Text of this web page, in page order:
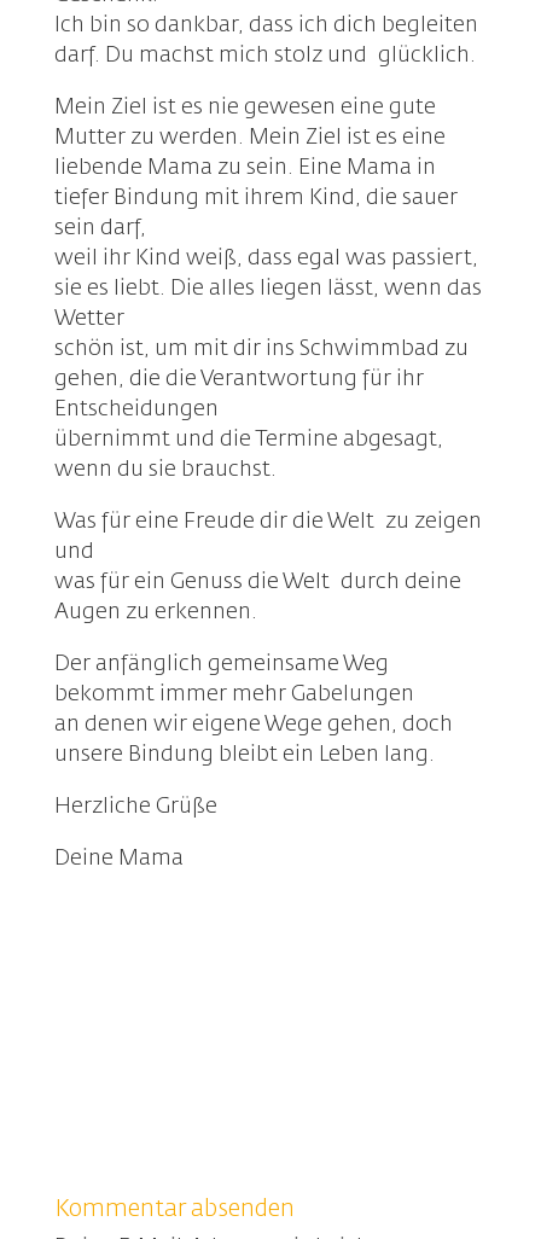
Ich bin so dankbar, dass ich dich begleiten
darf. Du machst mich stolz und glücklich.
Mein Ziel ist es nie gewesen eine gute
Mutter zu werden. Mein Ziel ist es eine
liebende Mama zu sein. Eine Mama in
tiefer Bindung mit ihrem Kind, die sauer
sein darf,
weil ihr Kind weiß, dass egal was passiert,
sie es liebt. Die alles liegen lässt, wenn das
Wetter
schön ist, um mit dir ins Schwimmbad zu
gehen, die die Verantwortung für ihr
Entscheidungen
übernimmt und die Termine abgesagt,
wenn du sie brauchst.
Was für eine Freude dir die Welt zu zeigen
und
was für ein Genuss die Welt durch deine
Augen zu erkennen.
Der anfänglich gemeinsame Weg
bekommt immer mehr Gabelungen
an denen wir eigene Wege gehen, doch
unsere Bindung bleibt ein Leben lang.
Herzliche Grüße
Deine Mama
Kommentar absenden